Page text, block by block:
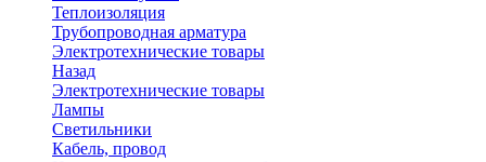
Теплоизоляция
Трубопроводная арматура
Электротехнические товары
Назад
Электротехнические товары
Лампы
Светильники
Кабель, провод